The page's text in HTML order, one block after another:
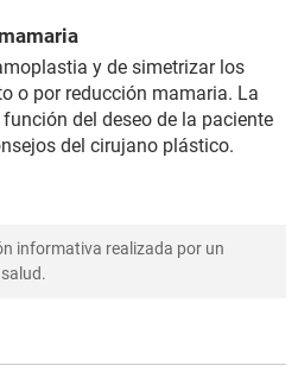
y de simetrizar los
o por reducción mamaria. La
del deseo de la paciente
del cirujano plástico.
informativa realizada por un